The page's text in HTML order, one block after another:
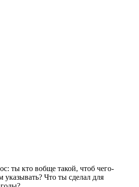
ты кто вобще такой, чтоб чего-
указывать? Что ты сделал для